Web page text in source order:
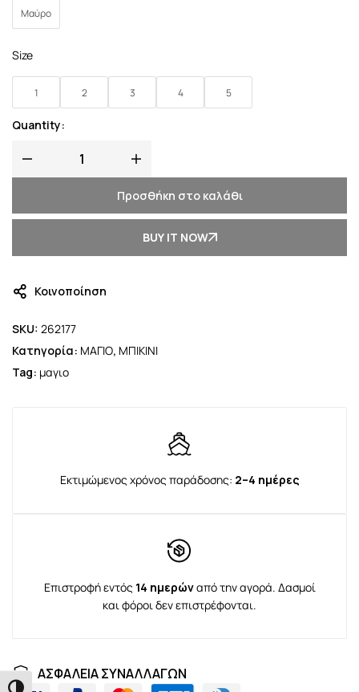
Μαύρο
Size
1 2 3 4 5
Quantity:
Προσθήκη στο καλάθι
BUY IT NOW
Κοινοποίηση
SKU: 262177
Κατηγορία: ΜΑΓΙΟ, ΜΠΙΚΙΝΙ
Tag: μαγιο
Εκτιμώμενος χρόνος παράδοσης: 2–4 ημέρες
Επιστροφή εντός 14 ημερώναπό την αγορά. Δασμοί
και φόροι δεν επιστρέφονται.
ΑΣΦΑΛΕΙΑ ΣΥΝΑΛΛΑΓΩΝ